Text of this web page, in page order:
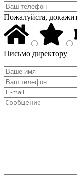
Пожалуйста,
Письмо директору